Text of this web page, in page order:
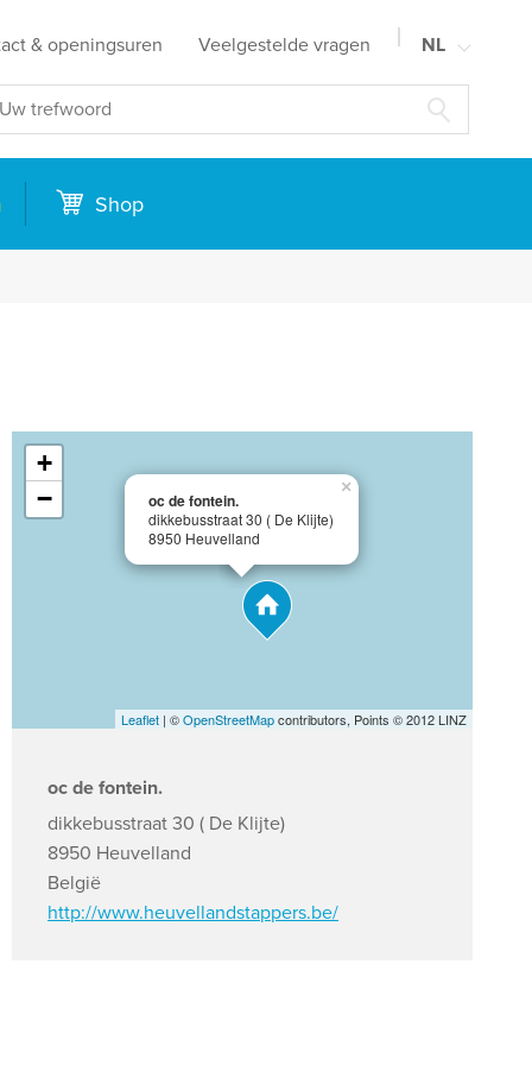
& openingsuren Veelgestelde vragen NL
FR
Shop
oc de fontein.
dikkebusstraat 30 ( De Klijte)
8950 Heuvelland
×
+
−
Leaflet | ©OpenStreetMapcontributors, Points © 2012 LINZ
oc de fontein.
dikkebusstraat 30 ( De Klijte)
8950 Heuvelland
België
http://www.heuvellandstappers.be/